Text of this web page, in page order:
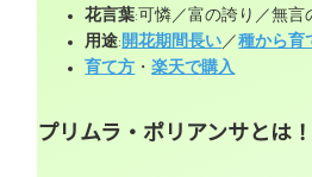
花言葉:可憐／富の誇り／無言
用途: 開花期間長い／種から育
育て方 ・楽天で購入
プリムラ・ポリアンサとは！